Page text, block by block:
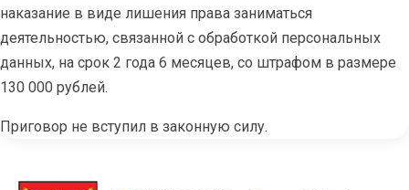
наказание в виде лишения права заниматься
деятельностью, связанной с обработкой персональных
данных, на срок 2 года 6 месяцев, со штрафом в размере
130 000 рублей.
Приговор не вступил в законную силу.